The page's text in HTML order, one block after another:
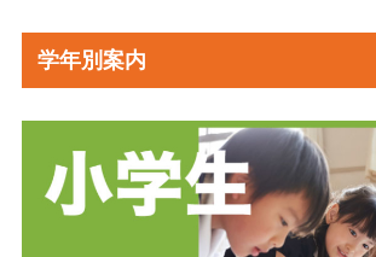
学年別案内